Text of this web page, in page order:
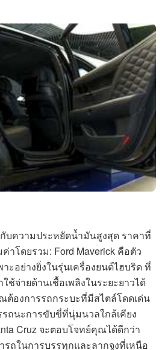
ความประหยัดน้ำมันสูงสุด ราคาที่
าโดยรวม: Ford Maverick คือตัว
ะอย่างยิ่งในรุ่นเครื่องยนต์ไฮบริด ที่
ช้จ่ายด้านเชื้อเพลิงในระยะยาวได้
องการรถกระบะที่มีสไตล์โดดเด่น
ถนะการขับขี่ที่นุ่มนวลใกล้เคียง
Cruz จะตอบโจทย์คุณได้ดีกว่า
ถในการบรรทุกและลากจูงที่เหนือ